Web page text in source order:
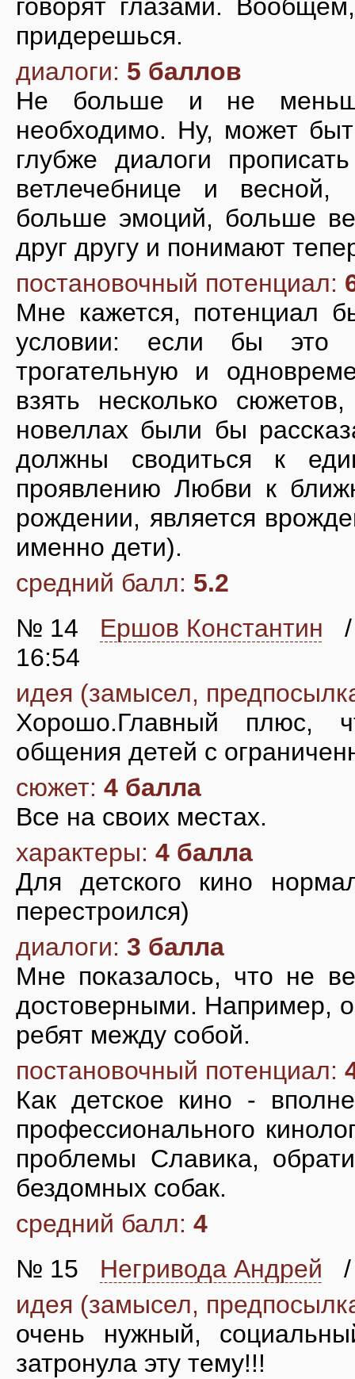
говорят глазами.
придерешься.
диалоги: 5 баллов
Не больше и не
необходимо. Ну, может
глубже диалоги
ветлечебнице и весной,
больше эмоций, больше
друг другу и понимают
постановочный потенциал:
Мне кажется, потенциал
условии: если бы
трогательную и
взять несколько
новеллах были бы
должны сводиться к
проявлению Любви к
рождении, является
именно дети).
средний балл: 5.2
№ 14 Ершов Константин
16:54
идея (замысел,
Хорошо.Главный плюс,
общения детей с
сюжет: 4 балла
Все на своих местах.
характеры: 4 балла
Для детского кино
перестроился)
диалоги: 3 балла
Мне показалось, что не
достоверными. Например,
ребят между собой.
постановочный потенциал:
Как детское кино -
профессионального
проблемы Славика,
бездомных собак.
средний балл: 4
№ 15 Негривода Андрей
идея (замысел,
очень нужный,
затронула эту тему!!!